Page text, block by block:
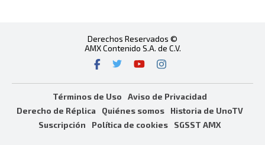
Derechos Reservados ©
AMX Contenido S.A. de C.V.
Términos de Uso
Aviso de Privacidad
Derecho de Réplica
Quiénes somos
Historia de UnoTV
Suscripción
Política de cookies SGSST AMX